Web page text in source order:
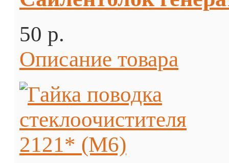
50 p.
Описание товара